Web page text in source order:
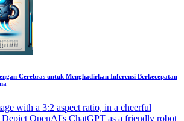
Cerebras untuk Menghadirkan Inferensi Berkecepatan